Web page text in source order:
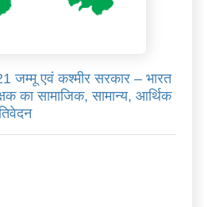
जम्मू एवं कश्मीर सरकार – भारत
का सामाजिक, सामान्य, आर्थिक